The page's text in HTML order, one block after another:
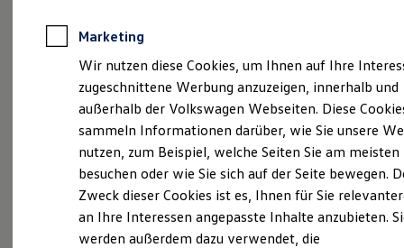
Anpfiff zum Gewinn
Elektroautos
ID. Tutorials
Elektrofahrzeugkonzepte
Reichweite
Reichweite der ID. Modelle
Reichweite im Winter
Laden
Laden unterwegs
Laden Zuhause
(Impressum & Rechtliches)
Was ist der Economy Service
und wer kann ihn nutzen?
Marketing
Wir nutzen diese Cookies, um Ihnen auf Ihre
zugeschnittene Werbung anzuzeigen, innerhalb und
außerhalb der Volkswagen Webseiten. Diese
sammeln Informationen darüber, wie Sie unsere
nutzen, zum Beispiel, welche Seiten Sie am meisten
besuchen oder wie Sie sich auf der Seite bewegen.
Zweck dieser Cookies ist es, Ihnen für Sie
an Ihre Interessen angepasste Inhalte anzubieten.
werden außerdem dazu verwendet, die